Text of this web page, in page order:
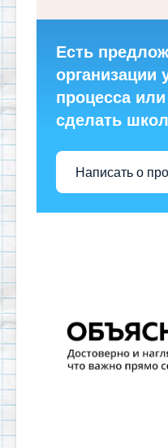
Есть
организации
процесса или
сделать
Написать о